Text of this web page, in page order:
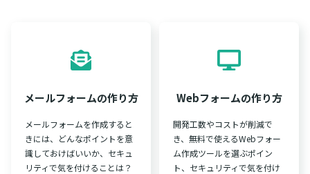
メールフォームの作り方
メールフォームを作成すると
きには、どんなポイントを意
識しておけばいいか、セキュ
リティで気を付けることは？
Webフォームの作り方
開発工数やコストが削減で
き、無料で使えるWebフォー
ム作成ツールを選ぶポイン
ト、セキュリティで気を付け